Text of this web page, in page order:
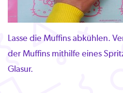
Lasse die Muffins abkühlen.
der Muffins mithilfe eines
Glasur.